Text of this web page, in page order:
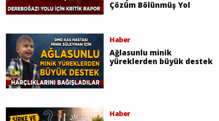
Çözüm Bölünmüş Yol
Haber
Ağlasunlu minik
yüreklerden büyük destek
Haber